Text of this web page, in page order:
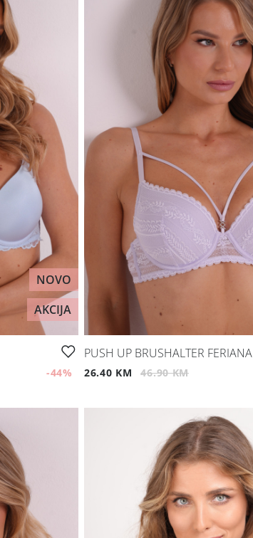
NOVO
AKCIJA
-44%
PUSH UP BRUSHALTER FERIANA
26.40 KM 46.90 KM